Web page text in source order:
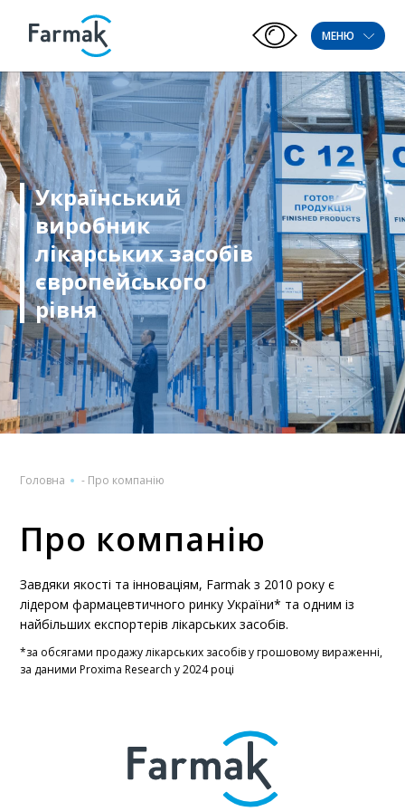
МЕНЮ
Український
виробник
лікарських засобів
європейського
рівня
Головна - Про компанію
Про компанію
Завдяки якості та інноваціям, Farmak з 2010 року є
лідером фармацевтичного ринку України* та одним із
найбільших експортерів лікарських засобів.
*за обсягами продажу лікарських засобів у грошовому вираженні,
за даними Proxima Research у 2024 році
0
1
2